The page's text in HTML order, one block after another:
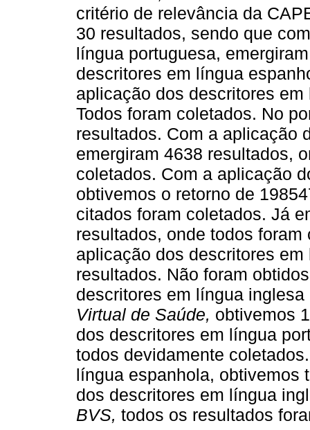
critério de relevância da
30 resultados, sendo que
língua portuguesa,
descritores em língua
aplicação dos descritores
Todos foram coletados. No
resultados. Com a aplicação
emergiram 4638 resultados,
coletados. Com a aplicação
obtivemos o retorno de
citados foram coletados. Já
resultados, onde todos
aplicação dos descritores
resultados. Não foram
descritores em língua
Virtual de Saúde, obtivemos
dos descritores em língua
todos devidamente
língua espanhola, obtivemos
dos descritores em língua
BVS, todos os resultados